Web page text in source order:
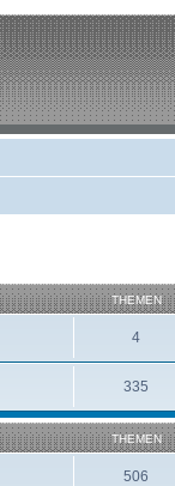
THEMEN
4
335
THEMEN
506